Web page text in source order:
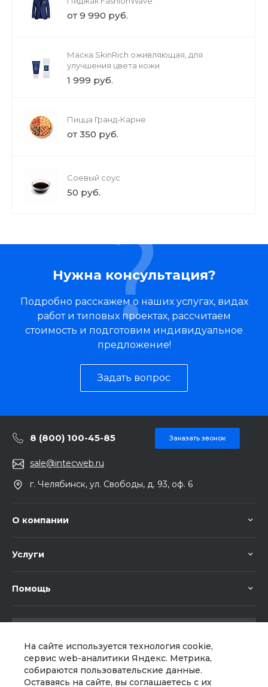
На сайте используется технология cookie,
сервис web-аналитики Яндекс. Метрика,
собираются пользовательские данные.
Оставаясь на сайте, вы соглашаетесь с их
от 9 990 руб.
Маска SkinRich оживляющая, для
улучшения цвета кожи
1 999 руб.
Пицца Гранд-Карне
от 350 руб.
Соевый соус
50 руб.
Нужна консультация?
Подробно расскажем о наших услугах, видах
работ и типовых проектах, рассчитаем
стоимость и подготовим индивидуальное
предложение!
Задать вопрос
8 (800) 100-45-85 Заказать звонок
sale@intecweb.ru
г. Челябинск, ул. Свободы, д. 93, оф. 6
О компании
Услуги
Помощь
Мы в соц. сетях